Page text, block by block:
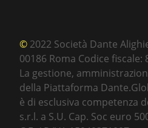
© 2022 Società Dante
00186 Roma Codice fiscale:
La gestione,
della Piattaforma
è di esclusiva competenza
s.r.l. a S.U. Cap. Soc euro